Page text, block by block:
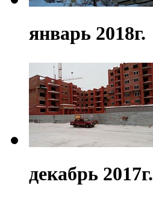
январь 2018г.
декабрь 2017г.